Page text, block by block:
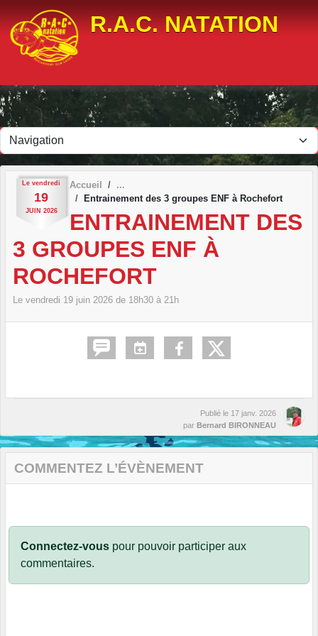
R.A.C. NATATION
Le vendredi
19
JUIN 2026
Accueil
Entrainement des 3 groupes ENF à Rochefort
ENTRAINEMENT DES
3 GROUPES ENF À
ROCHEFORT
Le vendredi 19 juin 2026 de 18h30 à 21h
Publié le 17 janv. 2026
par Bernard BIRONNEAU
COMMENTEZ L’ÉVÈNEMENT
Connectez-vous pour pouvoir participer aux
commentaires.
Panneau de gestion des cookies